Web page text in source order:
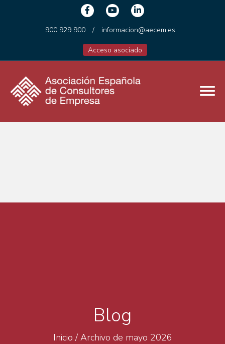
900 929 900 / informacion@aecem.es
Acceso asociado
Blog
Inicio / Archivo de mayo 2026